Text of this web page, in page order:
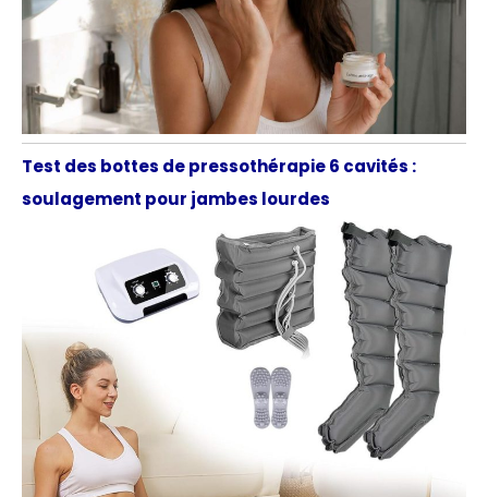
Test des bottes de pressothérapie 6 cavités :
soulagement pour jambes lourdes